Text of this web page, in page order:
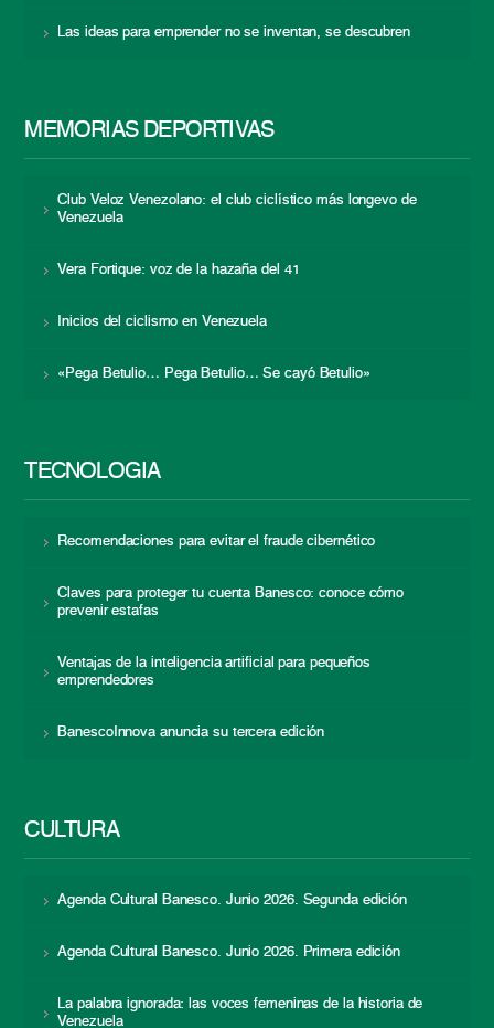
Las ideas para emprender no se inventan, se descubren
MEMORIAS DEPORTIVAS
Club Veloz Venezolano: el club ciclístico más longevo de
Venezuela
Vera Fortique: voz de la hazaña del 41
Inicios del ciclismo en Venezuela
«Pega Betulio… Pega Betulio… Se cayó Betulio»
TECNOLOGÍA
Recomendaciones para evitar el fraude cibernético
Claves para proteger tu cuenta Banesco: conoce cómo
prevenir estafas
Ventajas de la inteligencia artificial para pequeños
emprendedores
BanescoInnova anuncia su tercera edición
CULTURA
Agenda Cultural Banesco. Junio 2026. Segunda edición
Agenda Cultural Banesco. Junio 2026. Primera edición
La palabra ignorada: las voces femeninas de la historia de
Venezuela